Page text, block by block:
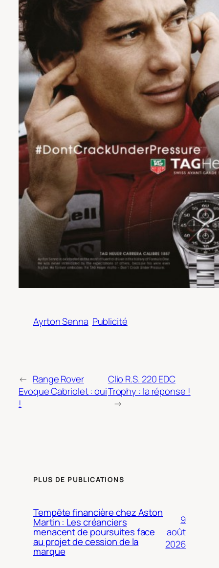
Ayrton Senna Publicité
← Range Rover
Evoque Cabriolet : oui
!
Clio R.S. 220 EDC
Trophy : la réponse !
→
PLUS DE PUBLICATIONS
Tempête financière chez Aston
Martin : Les créanciers
menacent de poursuites face
au projet de cession de la
marque
9
août
2026